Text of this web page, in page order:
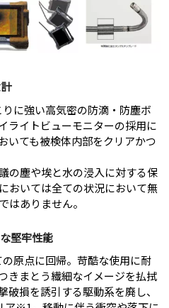
に強い高気密の防滴・防塵ボ
ライトビューモニターの採用に
いても被検体内部をクリアかつ
の塵や埃と水の浸入に対する保
おいては全ての状況において無
はありません。
堅牢性能
原点に回帰。苛酷な使用に耐
きまとう繊細なイメージを払拭
破損を誘引する駆動系を廃し、